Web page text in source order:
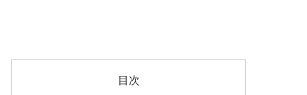
目次